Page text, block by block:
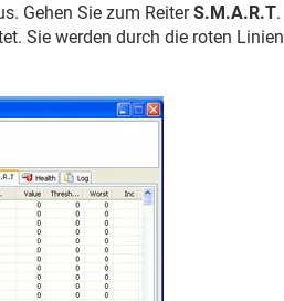
Gehen Sie zum ReiterS.M.A.R.T.
Sie werden durch die roten Linien